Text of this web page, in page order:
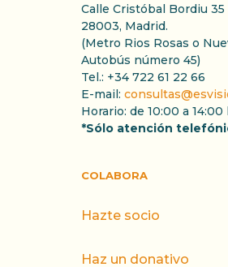
Calle Cristóbal Bordiu 35
28003, Madrid.
(Metro Rios Rosas o
Autobús número 45)
Tel.: +34 722 61 22 66
E-mail:
Horario: de 10:00 a 14:00
*Sólo atención
COLABORA
Hazte socio
Haz un donativo